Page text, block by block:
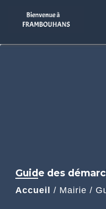
Guide des
Accueil / Mairie /